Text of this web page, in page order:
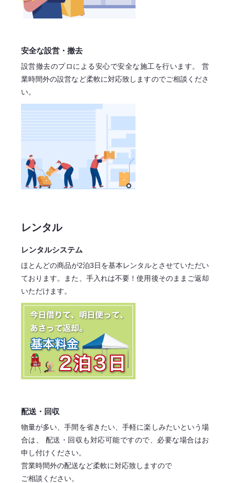
安全な設営・撤去
設営撤去のプロによる安心で安全な施工を行います。
営
業時間外の設営など柔軟に対応致しますのでご相談くださ
い。
レンタル
レンタルシステム
ほとんどの商品が2泊3日を基本レンタルとさせていただい
ております。
また、手入れは不要！使用後そのままご返却
いただけます。
配送・回収
物量が多い、手間を省きたい、手軽に楽しみたいという場
合は、
配送・回収も対応可能ですので、必要な場合はお
申し付けください。
営業時間外の配送など柔軟に対応致しますので
ご相談ください。